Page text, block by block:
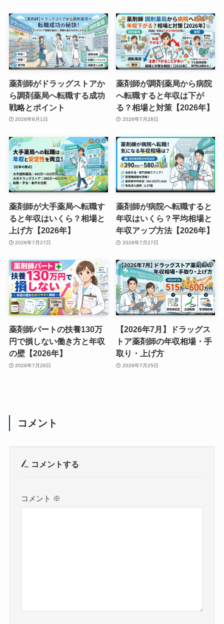
薬剤師がドラッグストアか
ら調剤薬局へ転職する成功
戦略とポイント
2026年8月1日
薬剤師が調剤薬局から病院
へ転職すると年収は下が
る？相場と対策【2026年】
2026年7月28日
薬剤師が大手薬局へ転職す
ると年収はいくら？相場と
上げ方【2026年】
2026年7月27日
薬剤師が病院へ転職すると
年収はいくら？平均相場と
年収アップ方法【2026年】
2026年7月27日
薬剤師パートの扶養130万
円で損しない働き方と年収
の壁【2026年】
2026年7月26日
【2026年7月】ドラッグス
トア薬剤師の年収相場・手
取り・上げ方
2026年7月25日
コメント
コメントする
コメント ※